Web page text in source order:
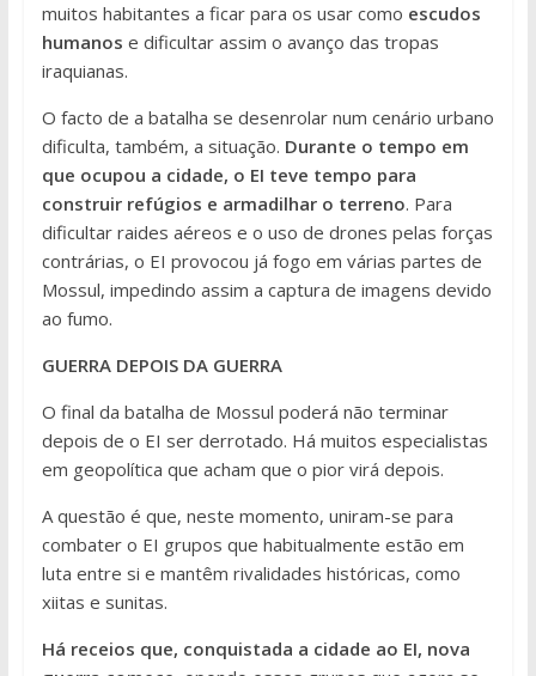
muitos habitantes a ficar para os usar como escudos
humanos e dificultar assim o avanço das tropas
iraquianas.
O facto de a batalha se desenrolar num cenário urbano
dificulta, também, a situação. Durante o tempo em
que ocupou a cidade, o EI teve tempo para
construir refúgios e armadilhar o terreno. Para
dificultar raides aéreos e o uso de drones pelas forças
contrárias, o EI provocou já fogo em várias partes de
Mossul, impedindo assim a captura de imagens devido
ao fumo.
GUERRA DEPOIS DA GUERRA
O final da batalha de Mossul poderá não terminar
depois de o EI ser derrotado. Há muitos especialistas
em geopolítica que acham que o pior virá depois.
A questão é que, neste momento, uniram-se para
combater o EI grupos que habitualmente estão em
luta entre si e mantêm rivalidades históricas, como
xiitas e sunitas.
Há receios que, conquistada a cidade ao EI, nova